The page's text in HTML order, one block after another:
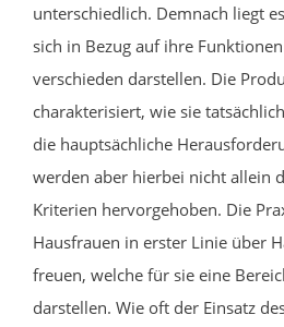
unterschiedlich. Demnach liegt
sich in Bezug auf ihre
verschieden darstellen. Die
charakterisiert, wie sie
die hauptsächliche
werden aber hierbei nicht allein
Kriterien hervorgehoben. Die
Hausfrauen in erster Linie über
freuen, welche für sie eine
darstellen. Wie oft der Einsatz